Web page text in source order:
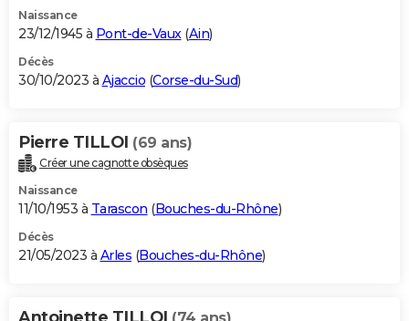
Naissance
23/12/1945 à Pont-de-Vaux (Ain)
Décès
30/10/2023 à Ajaccio (Corse-du-Sud)
Pierre TILLOI (69 ans)
Créer une cagnotte obsèques
Naissance
11/10/1953 à Tarascon (Bouches-du-Rhône)
Décès
21/05/2023 à Arles (Bouches-du-Rhône)